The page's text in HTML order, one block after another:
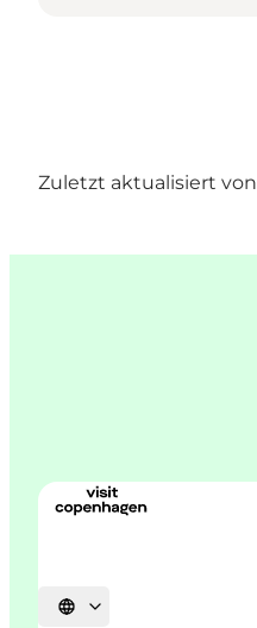
Zuletzt aktualisiert
Sprache auswählen